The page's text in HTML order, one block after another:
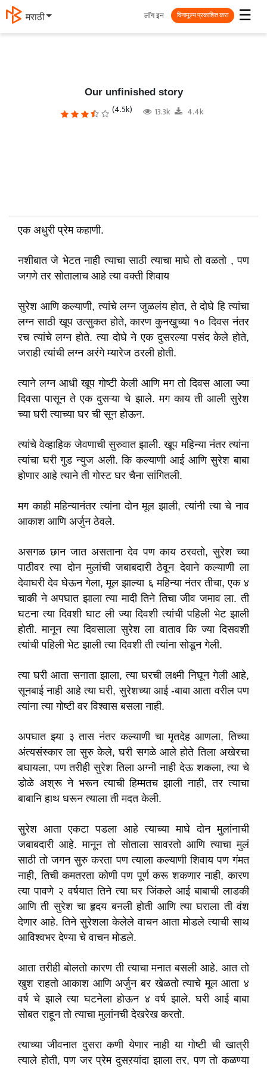
मराठी ☰
लॉग इन विनामूल्य प्रकाशित करा
Our unfinished story
(4.5k) 13.3k 4.4k
एक अधुरी प्रेम कहाणी.
नशीबात जे भेटत नाही त्याचा साठी त्याचा माघे तो वळतो , पण
जगणे तर सोतालाच आहे त्या वक्ती शिवाय
सुरेश आणि कल्याणी, त्यांचे लग्न जुळलंय होत, ते दोघे हि त्यांचा
लग्न साठी खूप उत्सुकत होते, कारण कुनखुच्या १० दिवस नंतर
रच त्यांचे लग्न होते. त्या दोघे ने एक दुसरल्या पसंद केले होते,
जराही त्यांची लग्न अरंगे म्यारेज ठरली होती.
त्याने लग्न आधी खूप गोष्टी केली आणि मग तो दिवस आला ज्या
दिवसा पासून ते एक दुसऱ्या चे झाले. मग काय ती आली सुरेश
च्या घरी त्याच्या घर ची सून होऊन.
त्यांचे वेव्हाहिक जेवणाची सुरुवात झाली. खूप महिन्या नंतर त्यांना
त्यांचा घरी गुड न्युज अली. कि कल्याणी आई आणि सुरेश बाबा
होणार आहे त्याने ती गोस्ट घर चैना सांगितली.
मग काही महिन्यानंतर त्यांना दोन मूल झाली, त्यांनी त्या चे नाव
आकाश आणि अर्जुन ठेवले.
असगळ छान जात असताना देव पण काय ठरवतो, सुरेश च्या
पाठीवर त्या दोन मुलांची जबाबदारी ठेवून देवाने कल्याणी ला
देवाघरी देव घेऊन गेला, मूल झाल्या ६ महिन्या नंतर तीचा, एक ४
चाकी ने अपघात झाला त्या मादी तिने तिचा जीव जमाव ला. ती
घटना त्या दिवशी घाट ली ज्या दिवशी त्यांची पहिली भेट झाली
होती. मानून त्या दिवसाला सुरेश ला वाताव कि ज्या दिसवशी
त्यांची पहिली भेट झाली त्या दिवशी ती त्यांना सोडून गेली.
त्या घरी आता सनाता झाला, त्या घरची लक्ष्मी निघून गेली आहे,
सूनबाई नाही आहे त्या घरी, सुरेशच्या आई -बाबा आता वरील पण
त्यांना त्या गोष्टी वर विश्वास बसला नाही.
अपघात झ्या ३ तास नंतर कल्याणी चा मृतदेह आणला, तिच्या
अंत्यसंस्कार ला सुरु केले, घरी सगळे आले होते तिला अखेरचा
बघायला, पण तरीही सुरेश तिला अग्नी नाही देऊ शकला, त्या चे
डोळे अश्रू ने भरून त्याची हिम्मतच झाली नाही, तर त्याचा
बाबानि हाथ धरून त्याला ती मदत केली.
सुरेश आता एकटा पडला आहे त्याच्या माघे दोन मुलांनाची
जबाबदारी आहे. मानून तो सोताला सावरतो आणि त्याचा मुलं
साठी तो जगन सुरु करता पण त्याला कल्याणी शिवाय पण गंमत
नाही, तिची कमतरता कोणी पण पूर्ण करू शकणार नाही, कारण
त्या पावणे २ वर्षयात तिने त्या घर जिंकले आई बाबाची लाडकी
आणि ती सुरेश चा हृदय बनली होती आणि त्या घराला ती वंश
देणार आहे. तिने सुरेशला केलेले वाचन आता मोडले त्याची साथ
आविश्वभर देण्या चे वाचन मोडले.
आता तरीही बोलतो कारण ती त्याचा मनात बसली आहे. आत तो
खुश राहतो आकाश आणि अर्जुन बर खेळतो त्याचे मूल आता ४
वर्ष चे झाले त्या घटनेला होऊन ४ वर्ष झाले. घरी आई बाबा
सोबत राहून तो त्याचा मुलांनची देखरेख करतो.
त्याच्या जीवनात दुसरा कणी येणार नाही या गोष्टी ची खात्री
त्याले होती, पण जर प्रेम दुसऱयांदा झाला तर, पण तो कळण्या